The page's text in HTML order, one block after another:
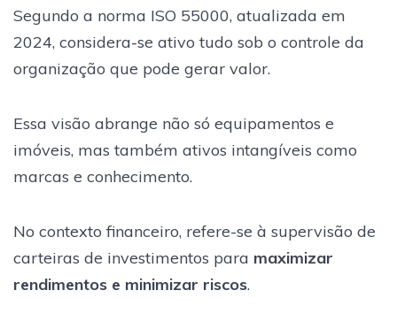
Segundo a norma ISO 55000, atualizada em
2024, considera-se ativo tudo sob o controle da
organização que pode gerar valor.
Essa visão abrange não só equipamentos e
imóveis, mas também ativos intangíveis como
marcas e conhecimento.
No contexto financeiro, refere-se à supervisão de
carteiras de investimentos para maximizar
rendimentos e minimizar riscos.